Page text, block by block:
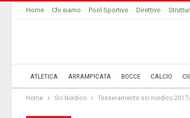
Home Chi siamo Pool Sportivo Direttivo
ATLETICA ARRAMPICATA BOCCE CALCIO
Home Sci Nordico Tesseramento sci nordico